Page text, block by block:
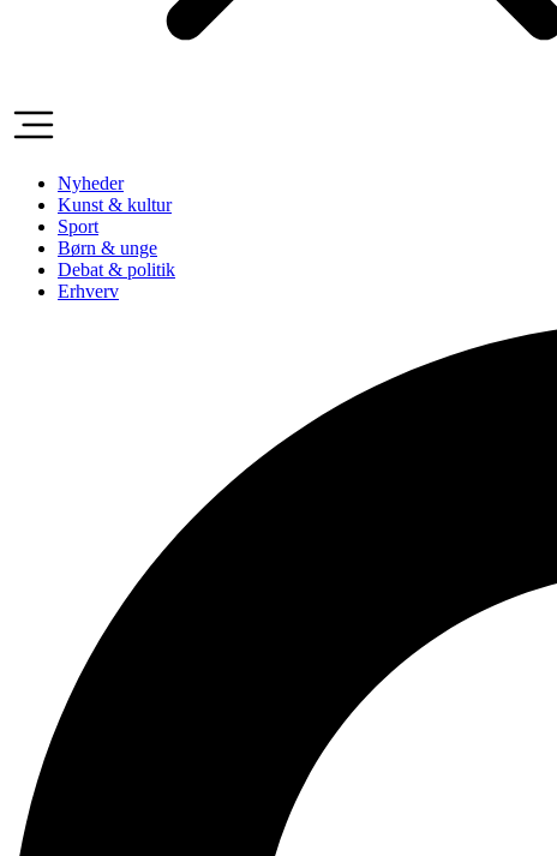
Nyheder
Kunst & kultur
Sport
Børn & unge
Debat & politik
Erhverv